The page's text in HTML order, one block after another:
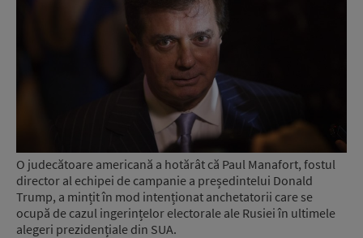
O judecătoare americană a hotărât că Paul Manafort, fostul
director al echipei de campanie a președintelui Donald
Trump, a mințit în mod intenționat anchetatorii care se
ocupă de cazul ingerințelor electorale ale Rusiei în ultimele
alegeri prezidențiale din SUA.